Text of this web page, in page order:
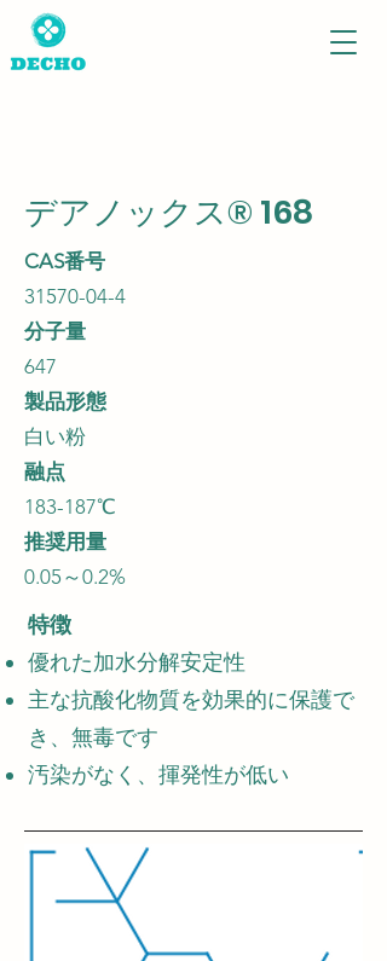
デアノックス® 168
CAS番号
31570-04-4
分子量
647
製品形態
白い粉
融点
183-187℃
推奨用量
0.05～0.2%
特徴
優れた加水分解安定性
主な抗酸化物質を効果的に保護で
き、無毒です
汚染がなく、揮発性が低い